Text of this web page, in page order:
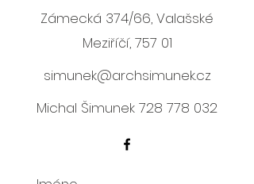
Zámecká 374/66, Valašské
Meziříčí, 757 01
simunek@archsimunek.cz
Michal Šimunek 728 778 032